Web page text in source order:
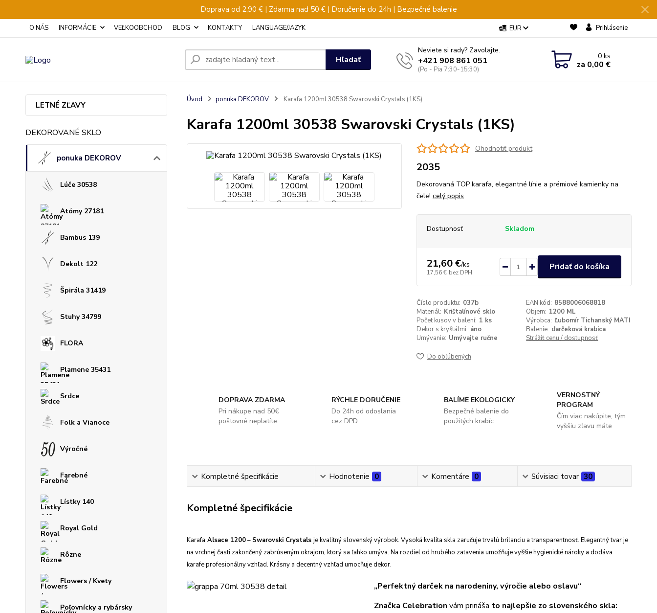
Doprava od 2,90 € | Zdarma nad 50 € | Doručenie do 24h | Bezpečné balenie
O NÁS INFORMÁCIE VEĽKOOBCHOD BLOG KONTAKTY LANGUAGE/JAZYK EUR Prihlásenie
Hľadať
Neviete si rady? Zavolajte.
+421 908 861 051
(Po - Pia 7:30-15:30)
0ks
za 0,00 €
LETNÉ ZĽAVY
DEKOROVANÉ SKLO
ponuka DEKOROV
Lúče 30538
Atómy 27181
Bambus 139
Dekolt 122
Špirála 31419
Stuhy 34799
FLORA
Plamene 35431
Srdce
Folk a Vianoce
Výročné
Farebné
Lístky 140
Royal Gold
Rôzne
Flowers / Kvety
Poľovnícky a rybársky
Úvod ponuka DEKOROV Karafa 1200ml 30538 Swarovski Crystals (1KS)
Karafa 1200ml 30538 Swarovski Crystals (1KS)
Ohodnotiť produkt
2035
Dekorovaná TOP karafa, elegantné línie a prémiové kamienky na
čele! celý popis
Dostupnosť Skladom
21,60 €/ks
17,56 € bez DPH
Pridať do košíka
Číslo produktu: 037b EAN kód: 8588006068818
Materiál: Krištalínové sklo Objem: 1200 ML
Počet kusov v balení: 1 ks Výrobca: Ľubomír Tichanský MATI
Dekor s kryštálmi: áno Balenie: darčeková krabica
Umývanie: Umývajte ručne Strážiť cenu / dostupnosť
Do obľúbených
DOPRAVA ZDARMA
Pri nákupe nad 50€
poštovné neplatíte.
RÝCHLE DORUČENIE
Do 24h od odoslania
cez DPD
BALÍME EKOLOGICKY
Bezpečné balenie do
použitých krabíc
VERNOSTNÝ
PROGRAM
Čím viac nakúpite, tým
vyššiu zľavu máte
Kompletné špecifikácie Hodnotenie 0 Komentáre 0 Súvisiaci tovar 30
Kompletné špecifikácie
Karafa Alsace 1200– Swarovski Crystals je kvalitný slovenský výrobok. Vysoká kvalita skla zaručuje trvalú brilanciu a transparentnosť. Elegantný tvar je
na vrchnej časti zakončený zabrúseným okrajom, ktorý sa ľahko umýva. Na rozdiel od hrubého zatavenia umožňuje vyššie hygienické nároky a dodáva
karafe profesionálny vzhľad. Krásny a decentný vzhľad umocňuje dekor.
„Perfektný darček na narodeniny, výročie alebo oslavu“
Značka Celebration vám prináša to najlepšie zo slovenského skla: